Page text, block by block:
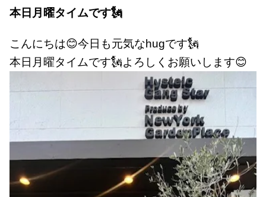
本日月曜タイムです🗽
こんにちは😊今日も元気なhugです🗽
本日月曜タイムです🗽よろしくお願いします😊